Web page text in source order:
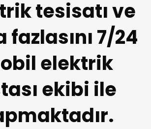
tesisatı ve
fazlasını 7/24
elektrik
ekibi ile